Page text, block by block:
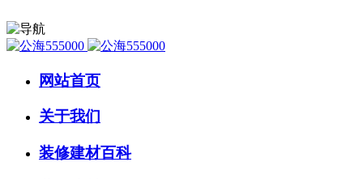
网站首页
关于我们
装修建材百科